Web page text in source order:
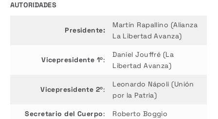
AUTORIDADES
Presidente:
Martín Rapallino (Alianza
La Libertad Avanza)
Vicepresidente 1º:
Daniel Jouffré (La
Libertad Avanza)
Vicepresidente 2º:
Leonardo Nápoli (Unión
por la Patria)
Secretario del Cuerpo: Roberto Boggio